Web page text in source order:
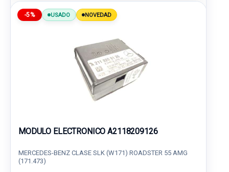
-5% USADO NOVEDAD
MODULO ELECTRONICO A2118209126
MERCEDES-BENZ CLASE SLK (W171) ROADSTER 55 AMG
(171.473)